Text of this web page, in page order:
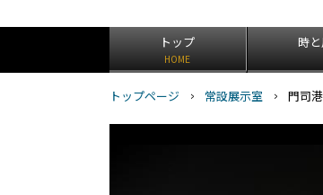
トップ
HOME
時
トップページ 常設展示室 門司